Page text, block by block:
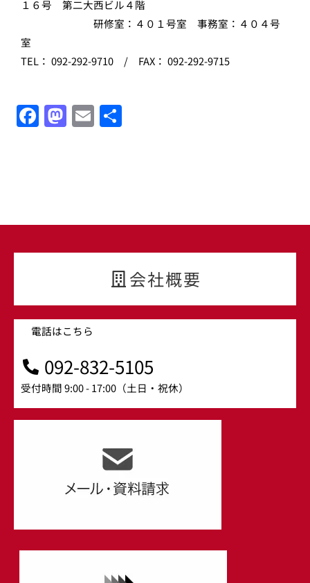
１６号 第二大西ビル４階
研修室：４０１号室 事務室：４０４号
室
TEL： 092-292-9710 / FAX： 092-292-9715
F
a
o
o
M
a
o
n
E
m
会社概要
電話はこちら
092-832-5105
受付時間 9:00 - 17:00（土日・祝休）